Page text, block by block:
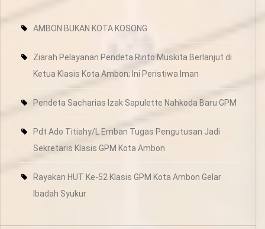
AMBON BUKAN KOTA KOSONG
Ziarah Pelayanan Pendeta Rinto Muskita Berlanjut di
Ketua Klasis Kota Ambon; Ini Peristiwa Iman
Pendeta Sacharias Izak Sapulette Nahkoda Baru GPM
Pdt Ado Titiahy/L Emban Tugas Pengutusan Jadi
Sekretaris Klasis GPM Kota Ambon
Rayakan HUT Ke-52 Klasis GPM Kota Ambon Gelar
Ibadah Syukur